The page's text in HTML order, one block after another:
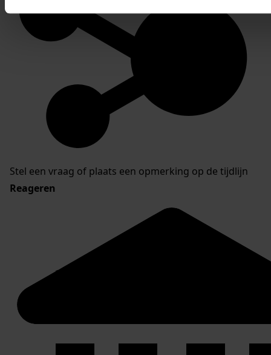
Stel een vraag of plaats een opmerking op de tijdlijn
Reageren